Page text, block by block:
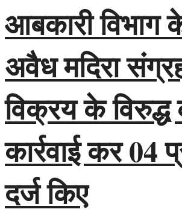
आबकारी
अवैध मदिरा
विक्रय के विरुद्ध
कार्रवाई कर 04
दर्ज किए